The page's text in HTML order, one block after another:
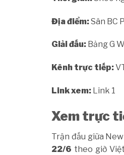
Địa điểm:Sân BC
Giải đấu: Bảng G
Kênh trực tiếp:
Link xem: Link 1
Xem trực
Trận đấu giữa
22/6 theo giờ